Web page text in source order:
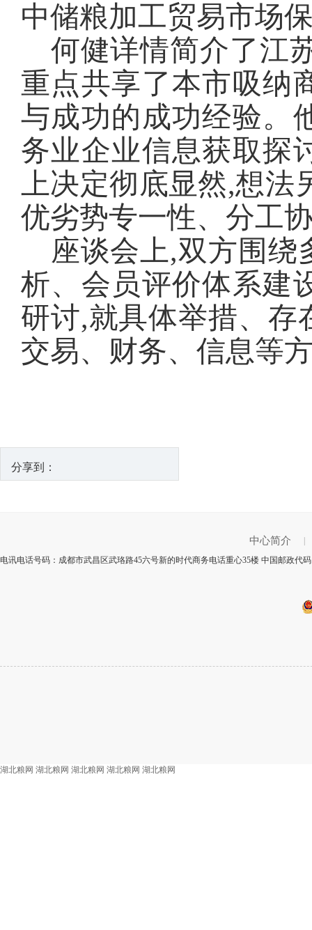
中储粮加工贸易市场
何健详情简介了江
重点共享了本市吸纳
与成功的成功经验。
务业企业信息获取探
上决定彻底显然,想
优劣势专一性、分工
座谈会上,双方围绕
析、会员评价体系建
研讨,就具体举措、存
交易、财务、信息等
分享到：
中心简介
电讯电话号码：成都市武昌区武珞路45六号新的时代商务电话重心35楼 中国邮政代
湖北粮网 湖北粮网 湖北粮网 湖北粮网 湖北粮网